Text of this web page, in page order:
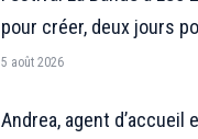
pour créer, deux jours
5 août 2026
Andrea, agent d’accueil